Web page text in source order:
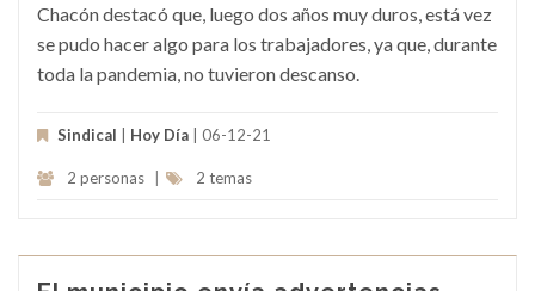
Chacón destacó que, luego dos años muy duros, está vez
se pudo hacer algo para los trabajadores, ya que, durante
toda la pandemia, no tuvieron descanso.
Sindical Hoy Día | 06-12-21
2 personas 2 temas